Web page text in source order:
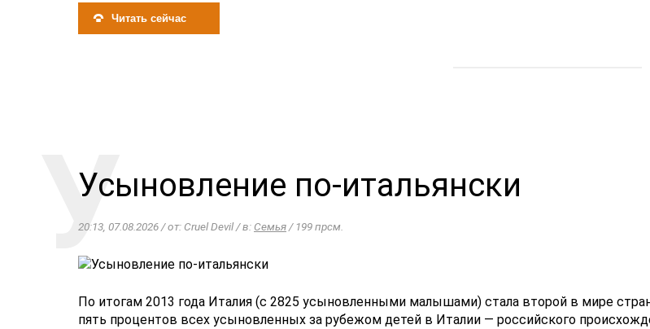
Читать сейчас
Усыновление по-итальянски
20:13, 07.08.2026 / от: Cruel Devil / в: Семья/ 199 прсм.
По итогам 2013 года Италия (с 2825 усыновленными малышами) стала второй в мире
пять процентов всех усыновленных за рубежом детей в Италии — российского